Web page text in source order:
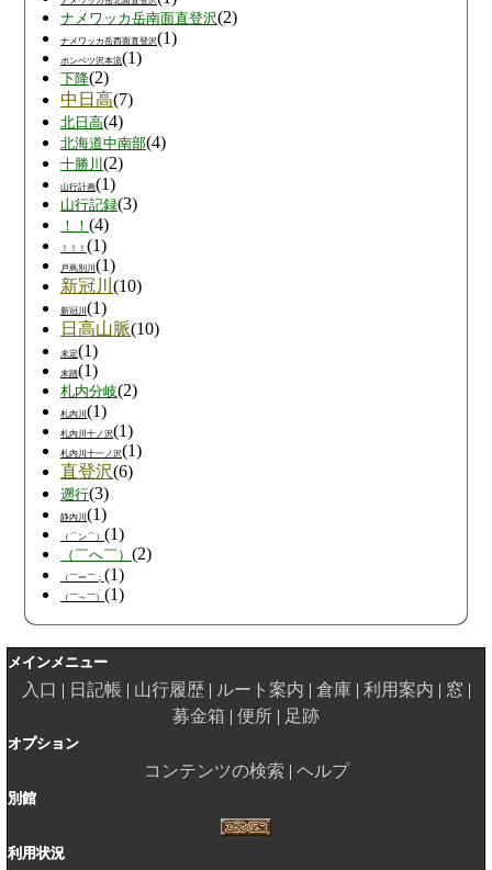
ナメワッカ岳南面直登沢(2)
ナメワッカ岳西面直登沢(1)
ポンベツ沢本流(1)
下降(2)
中日高(7)
北日高(4)
北海道中南部(4)
十勝川 (2)
山行計画(1)
山行記録(3)
！！ (4)
！！！ (1)
戸蔦別川 (1)
新冠川 (10)
新冠川 (1)
日高山脈(10)
未定(1)
未踏(1)
札内分岐(2)
札内川 (1)
札内川十ノ沢(1)
札内川十一ノ沢(1)
直登沢(6)
遡行(3)
静内川 (1)
（⌒ン⌒） (1)
（￣へ￣） (2)
（￣ー￣； (1)
（￣～￣） (1)
メインメニュー
入口 日記帳 山行履歴 ルート案内 倉庫 利用案内
窓
募金箱
便所 足跡
オプション
コンテンツの検索 ヘルプ
別館
利用状況